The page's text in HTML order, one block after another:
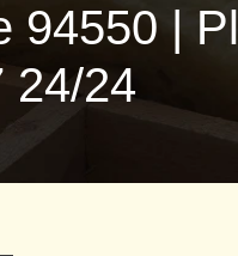
94550 |
24/24